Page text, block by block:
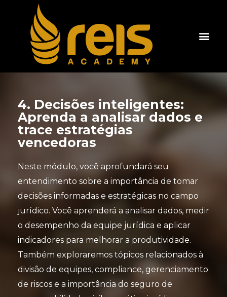
conteúdo
4. Decisões inteligentes:
Aprenda a analisar dados e
trace estratégias
vencedoras
Neste módulo, você aprofundará seu
entendimento sobre a importância de tomar
decisões informadas e estratégicas no campo
jurídico. Você aprenderá a analisar dados, medir
o desempenho da equipe jurídica e aplicar
indicadores para melhorar a produtividade.
Também exploraremos tópicos relacionados à
divisão de equipes, compliance, gerenciamento
de riscos e a importância do seguro de